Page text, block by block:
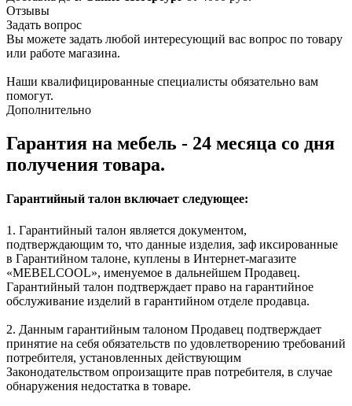
Отзывы
Задать вопрос
Вы можете задать любой интересующий вас вопрос по товару
или работе магазина.
Наши квалифицированные специалисты обязательно вам
помогут.
Дополнительно
Гарантия на мебель - 24 месяца со дня
получения товара.
Гарантийный талон включает следующее:
1. Гарантийный талон является документом,
подтверждающим то, что данные изделия, заф иксированные
в Гарантийном талоне, куплены в Интернет-магазите
«MEBELCOOL», именуемое в дальнейшем Продавец.
Гарантийный талон подтверждает право на гарантийное
обслуживание изделий в гарантийном отделе продавца.
2. Данным гарантийным талоном Продавец подтверждает
принятие на себя обязательств по удовлетворению требований
потребителя, установленных действующим
Законодательством опроизащите прав потребителя, в случае
обнаружения недостатка в товаре.